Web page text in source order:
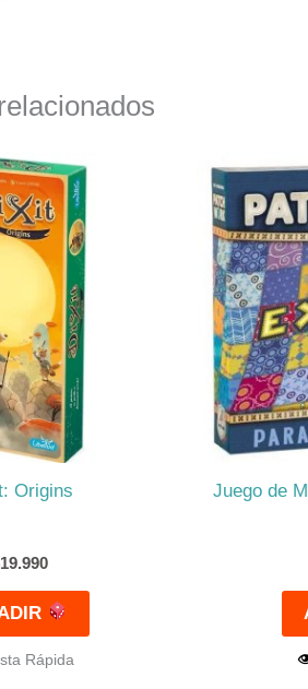
Origins
19.990
Rápida
Juego de